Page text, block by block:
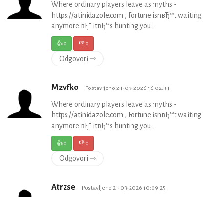
Where ordinary players leave as myths -
https://atinidazole.com , Fortune isnвЂ™t waiting
anymore вЂ” itвЂ™s hunting you .
👍0 👎0
Odgovori ⇾
Mzvfko Postavljeno 24-03-2026 16:02:34
Where ordinary players leave as myths -
https://atinidazole.com , Fortune isnвЂ™t waiting
anymore вЂ” itвЂ™s hunting you .
👍0 👎0
Odgovori ⇾
Atrzse Postavljeno 21-03-2026 10:09:25